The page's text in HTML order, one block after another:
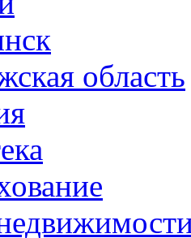
область